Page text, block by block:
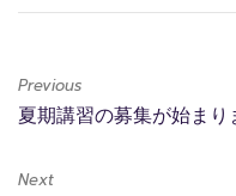
Previous
夏期講習の募集が始まり
Next